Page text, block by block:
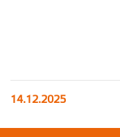
14.12.2025